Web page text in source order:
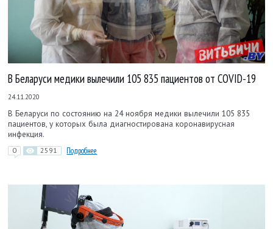
В Беларуси медики вылечили 105 835 пациентов от COVID-19
24.11.2020
В Беларуси по состоянию на 24 ноября медики вылечили 105 835
пациентов, у которых была диагностирована коронавирусная
инфекция.
0 2591 Подробнее